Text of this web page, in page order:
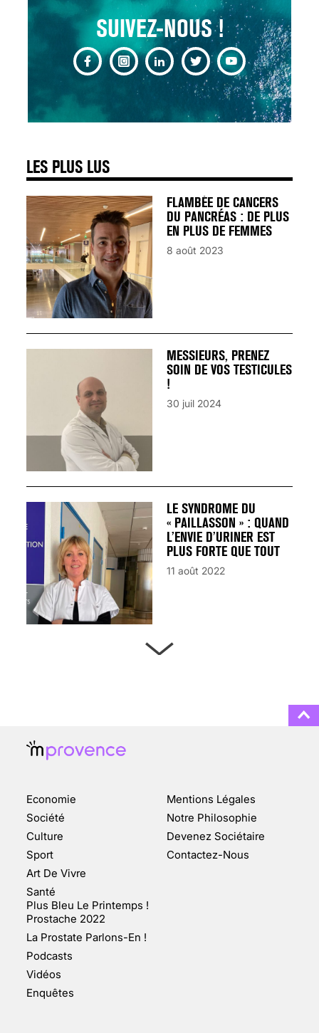
SUIVEZ-NOUS !
LES PLUS LUS
INSUFFISANCE
CARDIAQUE : LES
SIGNAUX D’ALERTE
AVANT… LA MORT
25 août 2024
FLAMBÉE DE CANCERS
DU PANCRÉAS : DE PLUS
EN PLUS DE FEMMES
8 août 2023
MESSIEURS, PRENEZ
SOIN DE VOS TESTICULES
!
30 juil 2024
LE SYNDROME DU
« PAILLASSON » : QUAND
L’ENVIE D’URINER EST
PLUS FORTE QUE TOUT
11 août 2022
CHANGEMENT DE SEXE :
DES DEMANDES
TOUJOURS PLUS
NOMBREUSES
Economie
Société
Culture
Sport
Art De Vivre
Santé
Plus Bleu Le Printemps !
Prostache 2022
La Prostate Parlons-En !
Podcasts
Vidéos
Enquêtes
Mentions Légales
Notre Philosophie
Devenez Sociétaire
Contactez-Nous